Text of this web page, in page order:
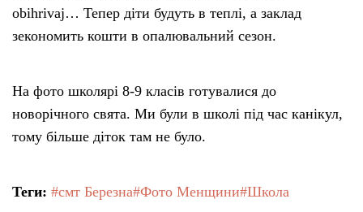
obihrivaj… Тепер діти будуть в теплі, а заклад
зекономить кошти в опалювальний сезон.
На фото школярі 8-9 класів готувалися до
новорічного свята. Ми були в школі під час канікул,
тому більше діток там не було.
Теги: #смт Березна#Фото Менщини#Школа